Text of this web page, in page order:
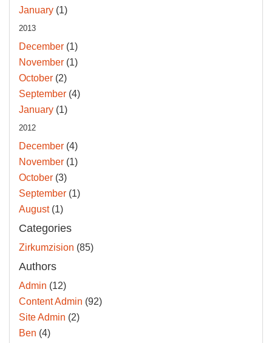
January (1)
2013
December (1)
November (1)
October (2)
September (4)
January (1)
2012
December (4)
November (1)
October (3)
September (1)
August(1)
Categories
Zirkumzision (85)
Authors
Admin (12)
Content Admin (92)
Site Admin (2)
Ben (4)